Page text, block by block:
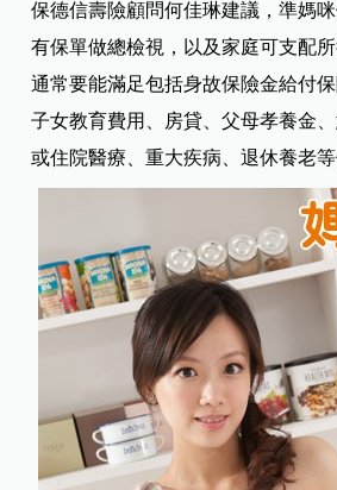
保德信壽險顧問何佳琳建議，準媽
有保單做總檢視，以及家庭可支配
通常要能滿足包括身故保險金給付保
子女教育費用、房貸、父母孝養金
或住院醫療、重大疾病、退休養老等